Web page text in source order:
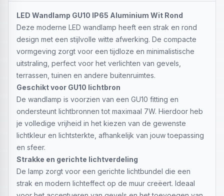
LED Wandlamp GU10 IP65 Aluminium Wit Rond
Deze moderne LED wandlamp heeft een strak en rond
design met een stijlvolle witte afwerking. De compacte
vormgeving zorgt voor een tijdloze en minimalistische
uitstraling, perfect voor het verlichten van gevels,
terrassen, tuinen en andere buitenruimtes.
Geschikt voor GU10 lichtbron
De wandlamp is voorzien van een GU10 fitting en
ondersteunt lichtbronnen tot maximaal 7W. Hierdoor heb
je volledige vrijheid in het kiezen van de gewenste
lichtkleur en lichtsterkte, afhankelijk van jouw toepassing
en sfeer.
Strakke en gerichte lichtverdeling
De lamp zorgt voor een gerichte lichtbundel die een
strak en modern lichteffect op de muur creëert. Ideaal